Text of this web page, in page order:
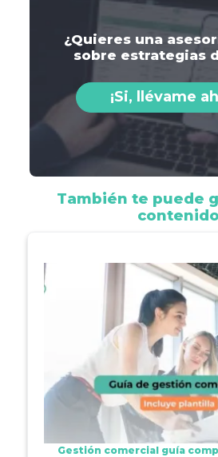
¿Quieres una
sobre estrategias
¡Si, llévame
También te puede
contenido
Gestión comercial guía